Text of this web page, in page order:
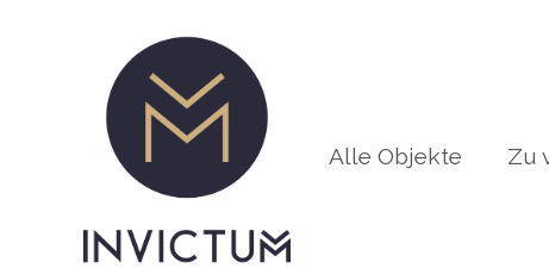
Alle Objekte Zu